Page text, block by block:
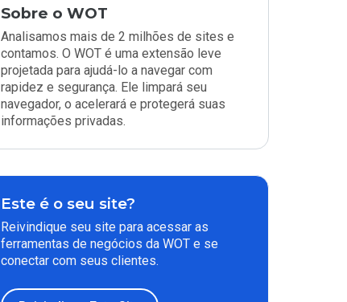
Sobre o WOT
Analisamos mais de 2 milhões de sites e
contamos. O WOT é uma extensão leve
projetada para ajudá-lo a navegar com
rapidez e segurança. Ele limpará seu
navegador, o acelerará e protegerá suas
informações privadas.
Este é o seu site?
Reivindique seu site para acessar as
ferramentas de negócios da WOT e se
conectar com seus clientes.